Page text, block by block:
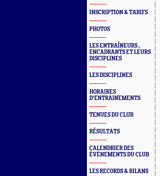
INSCRIPTION & TARIFS
PHOTOS
LES ENTRAÎNEURS ,
ENCADRANTS ET LEURS
DISCIPLINES
LES DISCIPLINES
HORAIRES
D'ENTRAINEMENTS
TENUES DU CLUB
RÉSULTATS
CALENDRIER DES
ÉVÈNEMENTS DU CLUB
LES RECORDS & BILANS